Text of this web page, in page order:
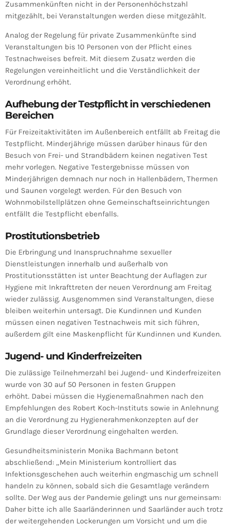
Zusammenkünften nicht in der Personenhöchstzahl
mitgezählt, bei Veranstaltungen werden diese mitgezählt.
Analog der Regelung für private Zusammenkünfte sind
Veranstaltungen bis 10 Personen von der Pflicht eines
Testnachweises befreit. Mit diesem Zusatz werden die
Regelungen vereinheitlicht und die Verständlichkeit der
Verordnung erhöht.
Aufhebung der Testpflicht in verschiedenen
Bereichen
Für Freizeitaktivitäten im Außenbereich entfällt ab Freitag die
Testpflicht. Minderjährige müssen darüber hinaus für den
Besuch von Frei- und Strandbädern keinen negativen Test
mehr vorlegen. Negative Testergebnisse müssen von
Minderjährigen demnach nur noch in Hallenbädern, Thermen
und Saunen vorgelegt werden. Für den Besuch von
Wohnmobilstellplätzen ohne Gemeinschaftseinrichtungen
entfällt die Testpflicht ebenfalls.
Prostitutionsbetrieb
Die Erbringung und Inanspruchnahme sexueller
Dienstleistungen innerhalb und außerhalb von
Prostitutionsstätten ist unter Beachtung der Auflagen zur
Hygiene mit Inkrafttreten der neuen Verordnung am Freitag
wieder zulässig. Ausgenommen sind Veranstaltungen, diese
bleiben weiterhin untersagt. Die Kundinnen und Kunden
müssen einen negativen Testnachweis mit sich führen,
außerdem gilt eine Maskenpflicht für Kundinnen und Kunden.
Jugend- und Kinderfreizeiten
Die zulässige Teilnehmerzahl bei Jugend- und Kinderfreizeiten
wurde von 30 auf 50 Personen in festen Gruppen
erhöht. Dabei müssen die Hygienemaßnahmen nach den
Empfehlungen des Robert Koch-Instituts sowie in Anlehnung
an die Verordnung zu Hygienerahmenkonzepten auf der
Grundlage dieser Verordnung eingehalten werden.
Gesundheitsministerin Monika Bachmann betont
abschließend: „Mein Ministerium kontrolliert das
Infektionsgeschehen auch weiterhin engmaschig um schnell
handeln zu können, sobald sich die Gesamtlage verändern
sollte. Der Weg aus der Pandemie gelingt uns nur gemeinsam:
Daher bitte ich alle Saarländerinnen und Saarländer auch trotz
der weitergehenden Lockerungen um Vorsicht und um die